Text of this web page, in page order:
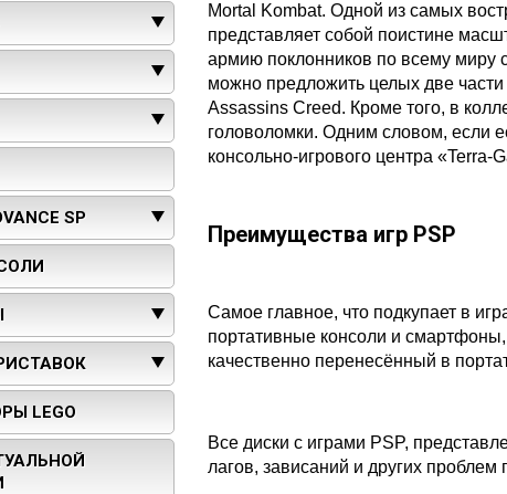
SP
LEGO
Mortal Kombat. Одной из самых
представляет собой поистине
армию поклонников по всему миру
можно предложить целых две
Assassins Creed. Кроме того, в
головоломки. Одним словом, если
консольно-игрового центра «Terra-
Преимущества игр PSP
Самое главное, что подкупает в
портативные консоли и
качественно перенесённый в
Все диски с играми PSP,
лагов, зависаний и других проблем